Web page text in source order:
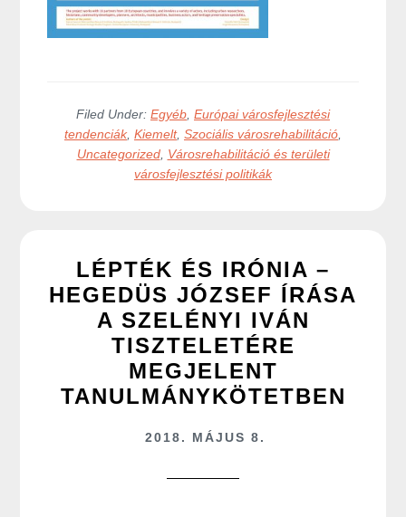
Filed Under: Egyéb, Európai városfejlesztési
tendenciák, Kiemelt, Szociális városrehabilitáció,
Uncategorized, Városrehabilitáció és területi
városfejlesztési politikák
LÉPTÉK ÉS IRÓNIA –
HEGEDÜS JÓZSEF ÍRÁSA
A SZELÉNYI IVÁN
TISZTELETÉRE
MEGJELENT
TANULMÁNYKÖTETBEN
2018. MÁJUS 8.